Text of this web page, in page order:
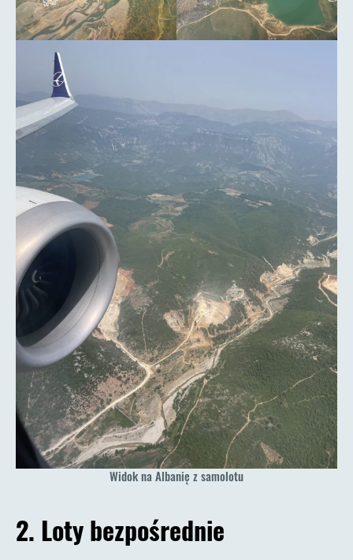
Widok na Albanię z samolotu
2. Loty bezpośrednie